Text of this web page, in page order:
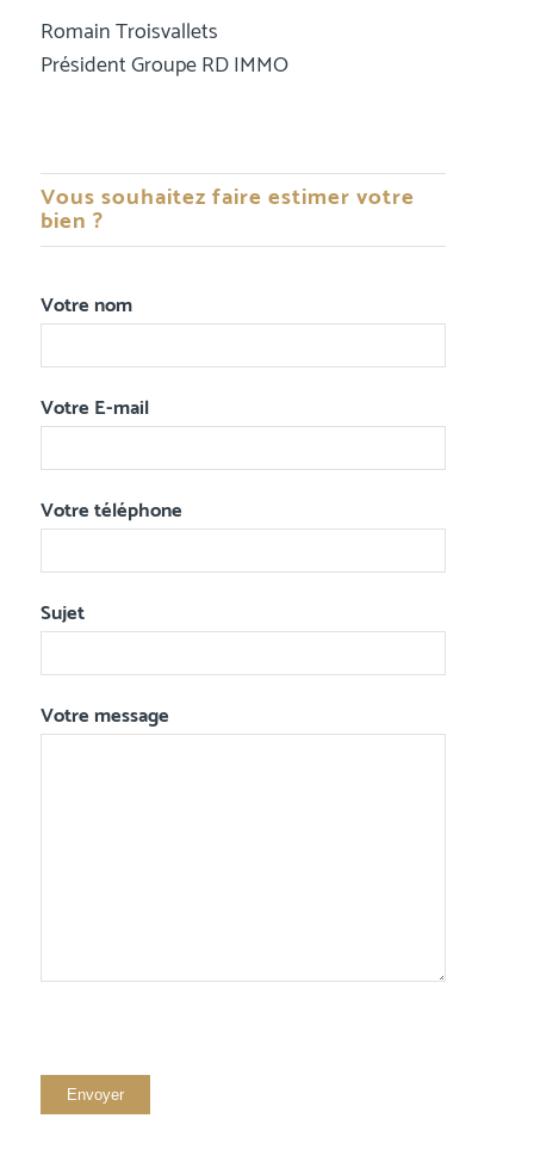
Romain Troisvallets
Président Groupe RD IMMO
Vous souhaitez faire estimer votre
bien ?
Votre nom
Votre E-mail
Votre téléphone
Sujet
Votre message